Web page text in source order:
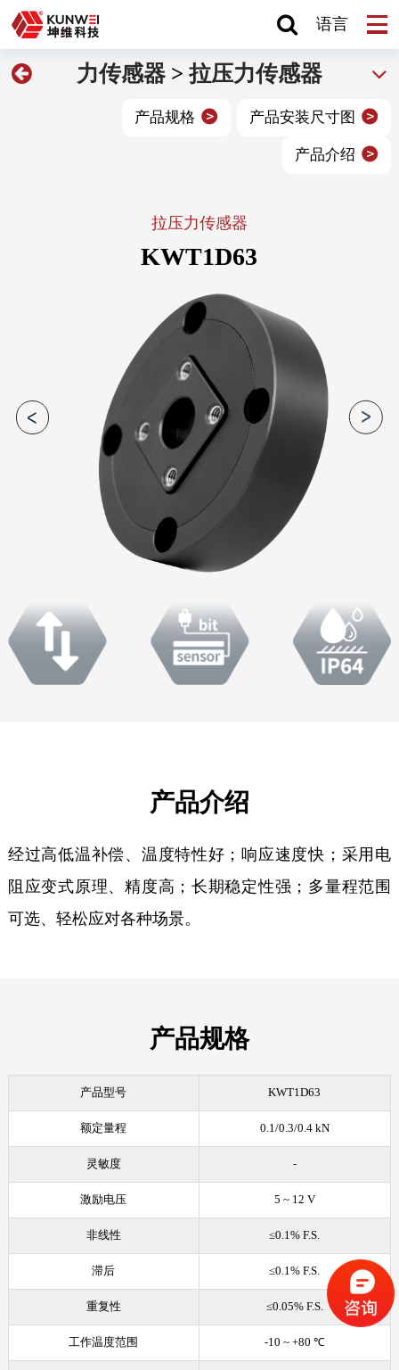
语言
力传感器 >拉压力传感器
产品安装尺寸图
产品规格
产品介绍
拉压力传感器
KWT1D63
产品介绍
经过高低温补偿、温度特性好；响应速度快；采用电
阻应变式原理、精度高；长期稳定性强；多量程范围
可选、轻松应对各种场景。
产品规格
产品型号 KWT1D63
额定量程 0.1/0.3/0.4 kN
灵敏度 -
激励电压 5 ~ 12 V
非线性 ≤0.1% F.S.
滞后 ≤0.1% F.S.
重复性 ≤0.05% F.S.
工作温度范围 -10 ~ +80 ℃